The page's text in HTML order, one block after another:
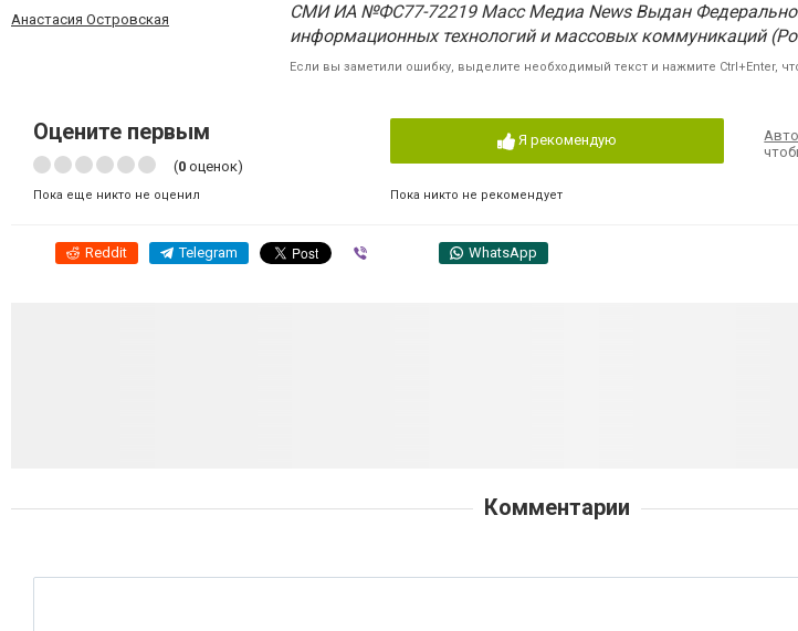
Анастасия Островская
СМИ ИА №ФС77-72219 Масс Медиа News Выдан
информационных технологий и массовых коммуникаций
Если вы заметили ошибку, выделите необходимый текст и нажмите Ctrl+Enter,
Оцените первым
(0 оценок)
Пока еще никто не оценил
Я рекомендую
Пока никто не рекомендует
Reddit Telegram WhatsApp
Комментарии